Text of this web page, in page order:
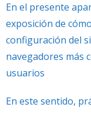
En el presente
exposición de
configuración del
navegadores más
usuarios
En este sentido,